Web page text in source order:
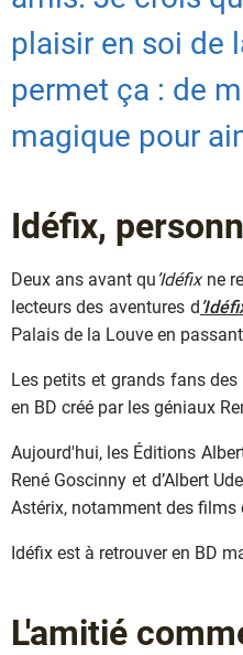
plaisir en soi de
permet ça : de
magique pour
Texte
Idéfix,
Deux ans avant qu’Idéfix ne
lecteurs des aventures d
Palais de la Louve en
Les petits et grands fans des
en BD créé par les géniaux
Aujourd'hui, les Éditions
René Goscinny et d’Albert
Astérix, notamment des films
Idéfix est à retrouver en BD
Texte
L'amitié